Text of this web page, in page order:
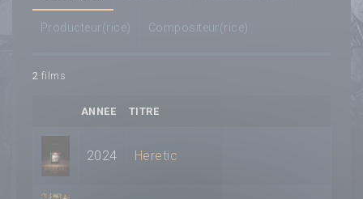
Producteur(rice) Compositeur(rice)
2 films
ANNEE TITRE
2024 Heretic